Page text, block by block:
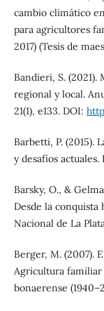
cambio climático
para agricultores
2017) (Tesis de
Bandieri, S.
regional y local.
21(1), e133. DOI:
Barbetti, P. (2015).
y desafíos actuales.
Barsky, O., &
Desde la conquista
Nacional de La
Berger, M. (2007).
Agricultura
bonaerense